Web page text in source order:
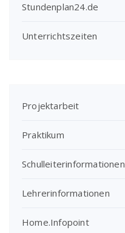
Stundenplan24.de
Unterrichtszeiten
Projektarbeit
Praktikum
Schulleiterinformationen
Lehrerinformationen
Home.Infopoint